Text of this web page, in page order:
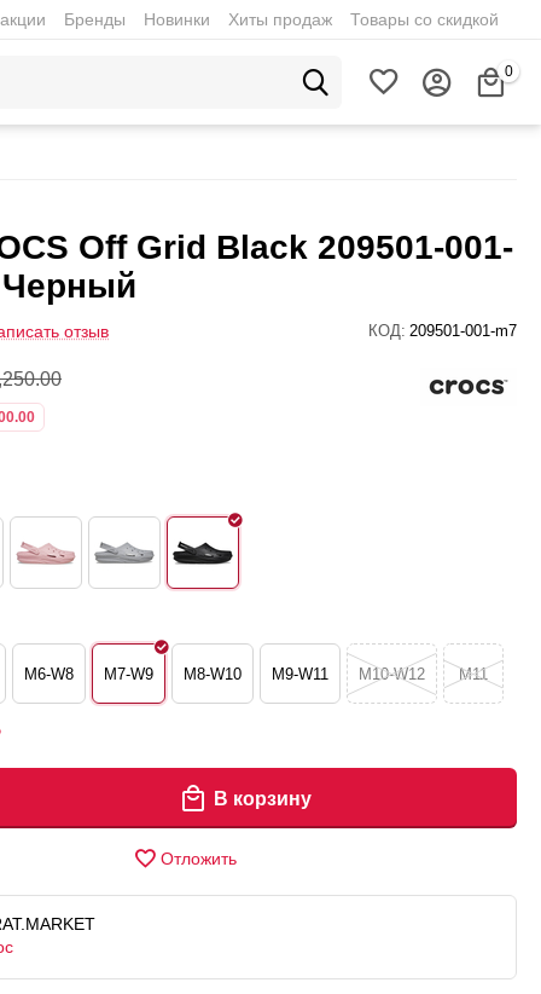
Бренды Новинки Хиты продаж Товары со скидкой
0
Off Grid Black 209501-001-
Черный
отзыв КОД: 209501-001-m7
M6-W8 M7-W9 M8-W10 M9-W11 M10-W12 M11
В корзину
Отложить